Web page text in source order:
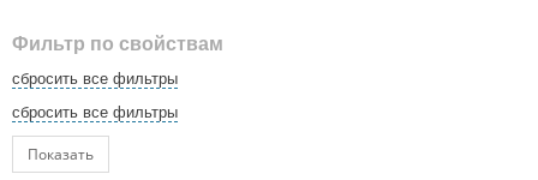
Фильтр по свойствам
сбросить все фильтры
сбросить все фильтры
Показать